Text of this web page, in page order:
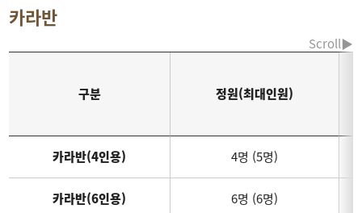
카라반
구분 정원(최대인원)
카라반(4인용) 4명 (5명)
카라반(6인용) 6명 (6명)